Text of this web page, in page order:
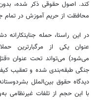
کند. اصول حقوقی ذکر شده،
محافظت از حریم آموزش در تمام
در این راستا، حمله
عنوان یکی از مرگبارترین
می‌شود) می‌تواند تحت عنوان
جنگی طبقه‌بندی شده و تعقیب
دیدگاه حقوق بین‌الملل
با این حجم از تلفات غیرنظامی